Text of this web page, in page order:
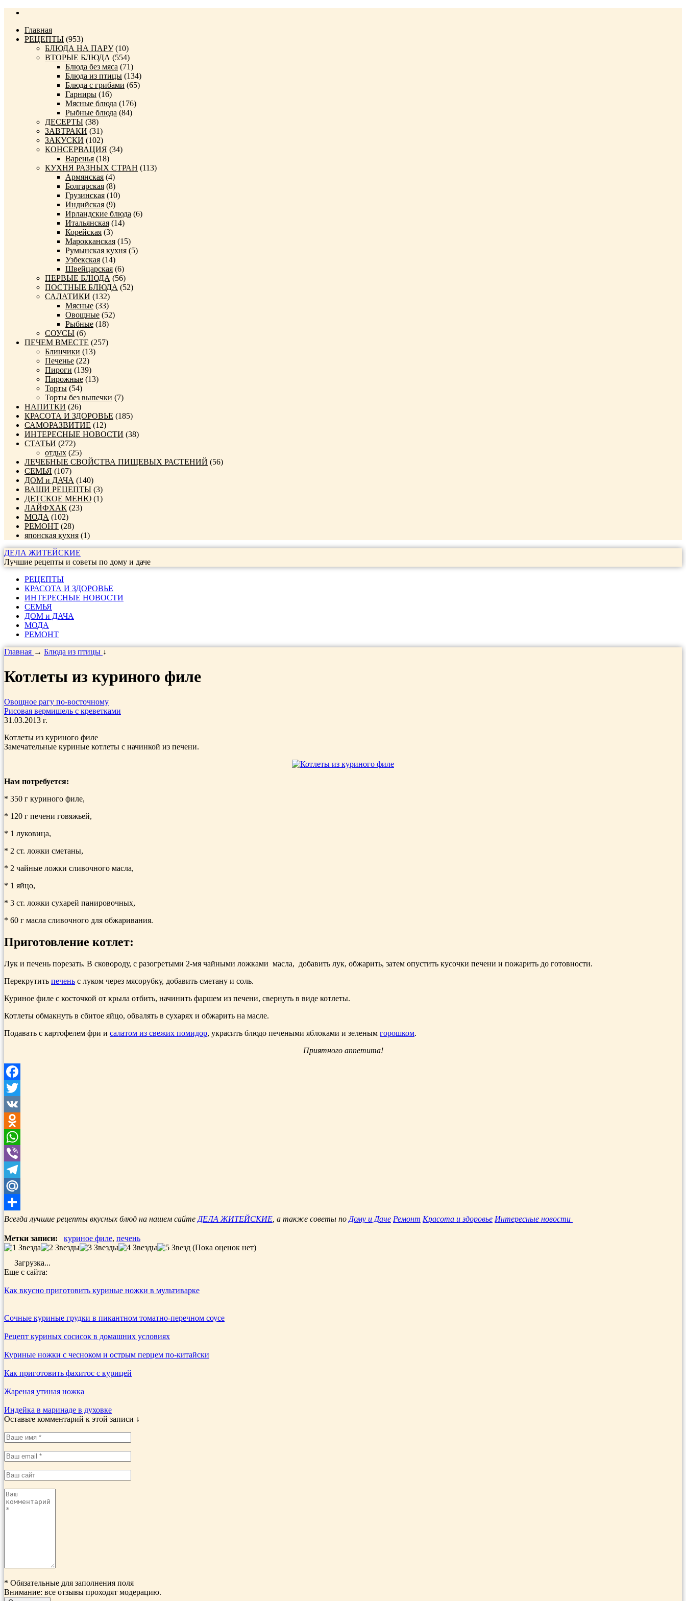
Главная
РЕЦЕПТЫ (953)
БЛЮДА НА ПАРУ(10)
ВТОРЫЕ БЛЮДА (554)
Блюда без мяса (71)
Блюда из птицы (134)
Блюда с грибами (65)
Гарниры (16)
Мясные блюда (176)
Рыбные блюда (84)
ДЕСЕРТЫ (38)
ЗАВТРАКИ (31)
ЗАКУСКИ (102)
КОНСЕРВАЦИЯ (34)
Варенья (18)
КУХНЯ РАЗНЫХ СТРАН (113)
Армянская (4)
Болгарская (8)
Грузинская (10)
Индийская (9)
Ирландские блюда (6)
Итальянская (14)
Корейская (3)
Марокканская (15)
Румынская кухня (5)
Узбекская (14)
Швейцарская (6)
ПЕРВЫЕ БЛЮДА (56)
ПОСТНЫЕ БЛЮДА (52)
САЛАТИКИ (132)
Мясные (33)
Овощные (52)
Рыбные (18)
СОУСЫ (6)
ПЕЧЕМ ВМЕСТЕ (257)
Блинчики (13)
Печенье (22)
Пироги (139)
Пирожные (13)
Торты (54)
Торты без выпечки (7)
НАПИТКИ (26)
КРАСОТА И ЗДОРОВЬЕ (185)
САМОРАЗВИТИЕ (12)
ИНТЕРЕСНЫЕ НОВОСТИ (38)
СТАТЬИ (272)
отдых (25)
ЛЕЧЕБНЫЕ СВОЙСТВА ПИЩЕВЫХ РАСТЕНИЙ (56)
СЕМЬЯ (107)
ДОМ и ДАЧА (140)
ВАШИ РЕЦЕПТЫ (3)
ДЕТСКОЕ МЕНЮ (1)
ЛАЙФХАК (23)
МОДА (102)
РЕМОНТ (28)
японская кухня (1)
ДЕЛА ЖИТЕЙСКИЕ
Лучшие рецепты и советы по дому и даче
РЕЦЕПТЫ
КРАСОТА И ЗДОРОВЬЕ
ИНТЕРЕСНЫЕ НОВОСТИ
СЕМЬЯ
ДОМ и ДАЧА
МОДА
РЕМОНТ
Главная → Блюда из птицы ↓
Котлеты из куриного филе
Овощное рагу по-восточному
Рисовая вермишель с креветками
31.03.2013 г.
Котлеты из куриного филе
Замечательные куриные котлеты с начинкой из печени.
Нам потребуется:
* 350 г куриного филе,
* 120 г печени говяжьей,
* 1 луковица,
* 2 ст. ложки сметаны,
* 2 чайные ложки сливочного масла,
* 1 яйцо,
* 3 ст. ложки сухарей панировочных,
* 60 г масла сливочного для обжаривания.
Приготовление котлет:
Лук и печень порезать. В сковороду, с разогретыми 2-мя чайными ложками масла, добавить лук, обжарить, затем опустить кусочки печени и пожарить до готовности.
Перекрутить печень с луком через мясорубку, добавить сметану и соль.
Куриное филе с косточкой от крыла отбить, начинить фаршем из печени, свернуть в виде котлеты.
Котлеты обмакнуть в сбитое яйцо, обвалять в сухарях и обжарить на масле.
Подавать с картофелем фри и салатом из свежих помидор, украсить блюдо печеными яблоками и зеленым горошком.
Приятного аппетита!
Facebook
Twitter
VK
Odnoklassniki
WhatsApp
Viber
Telegram
Mail.Ru
Отправить
Всегда лучшие рецепты вкусных блюд на нашем сайте ДЕЛА ЖИТЕЙСКИЕ , а также советы по Дому и Даче Ремонт Красота и здоровье Интересные новости
Метки записи: куриное филе, печень
(Пока оценок нет)
Загрузка...
Еще с сайта:
Как вкусно приготовить куриные ножки в мультиварке
Сочные куриные грудки в пикантном томатно-перечном соусе
Рецепт куриных сосисок в домашних условиях
Куриные ножки с чесноком и острым перцем по-китайски
Как приготовить фахитос с курицей
Жареная утиная ножка
Индейка в маринаде в духовке
Оставьте комментарий к этой записи ↓
* Обязательные для заполнения поля
Внимание: все отзывы проходят модерацию.